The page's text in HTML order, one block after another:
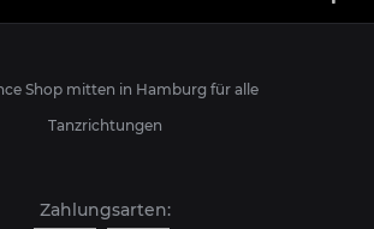
Shop mitten in Hamburg für alle
Tanzrichtungen
Zahlungsarten: